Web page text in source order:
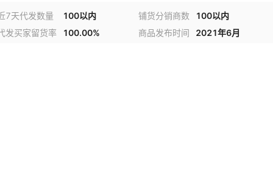
7天代发数量 100以内 铺货分销商数
100以内
发买家留货率
100.00% 商品发布时间 2021年6月